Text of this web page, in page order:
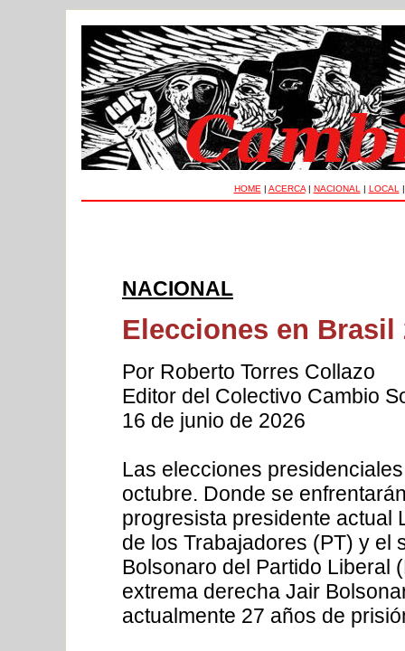
HOME | ACERCA| NACIONAL | LOCAL
NACIONAL
Elecciones en Brasil
Por Roberto Torres Collazo
Editor del Colectivo Cambio
16 de junio de 2026
Las elecciones
octubre. Donde se
progresista presidente actual
de los Trabajadores (PT) y el
Bolsonaro del Partido Liberal
extrema derecha Jair
actualmente 27 años de